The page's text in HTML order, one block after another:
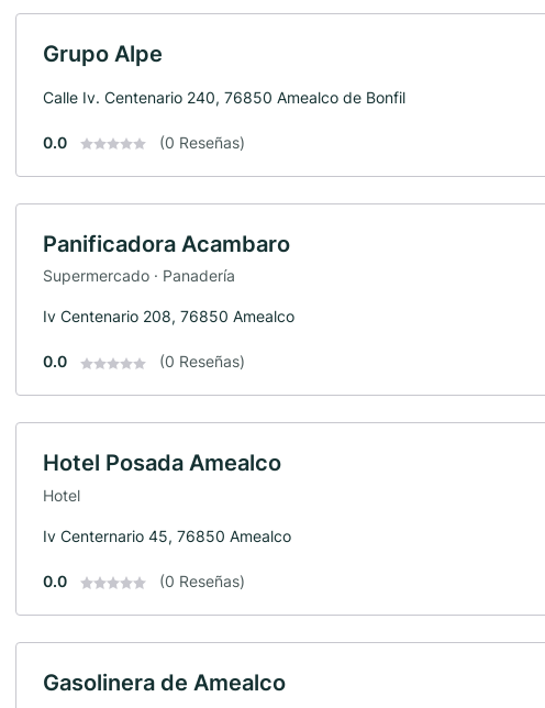
Grupo Alpe
Calle Iv. Centenario 240, 76850 Amealco de Bonfil
0.0 (0 Reseñas)
Panificadora Acambaro
Supermercado · Panadería
Iv Centenario 208, 76850 Amealco
0.0 (0 Reseñas)
Hotel Posada Amealco
Hotel
Iv Centernario 45, 76850 Amealco
0.0 (0 Reseñas)
Gasolinera de Amealco